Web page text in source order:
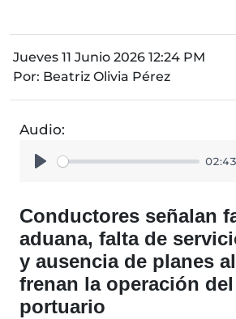
Jueves 11 Junio 2026 12:24 PM
Por: Beatriz Olivia Pérez
Audio:
02:43
Conductores señalan
aduana, falta de
y ausencia de planes
frenan la operación
portuario